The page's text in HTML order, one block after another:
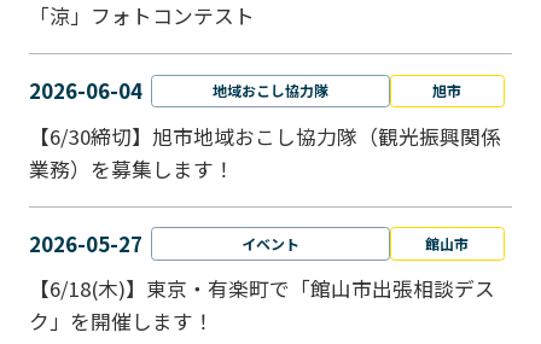
「涼」フォトコンテスト
2026-06-04 地域おこし協力隊 旭市
【6/30締切】旭市地域おこし協力隊（観光振興関係
業務）を募集します！
2026-05-27 イベント 館山市
【6/18(木)】東京・有楽町で「館山市出張相談デス
ク」を開催します！